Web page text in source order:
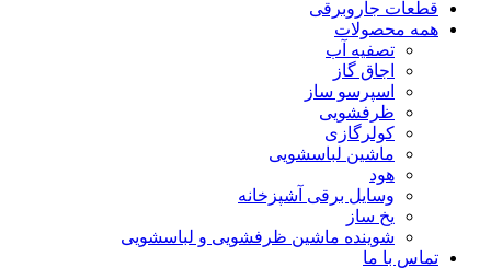
قطعات جاروبرقی
همه محصولات
تصفیه آب
اجاق گاز
اسپرسو ساز
ظرفشویی
کولرگازی
ماشین لباسشویی
هود
وسایل برقی آشپزخانه
یخ ساز
شوینده ماشین ظرفشویی و لباسشویی
تماس با ما